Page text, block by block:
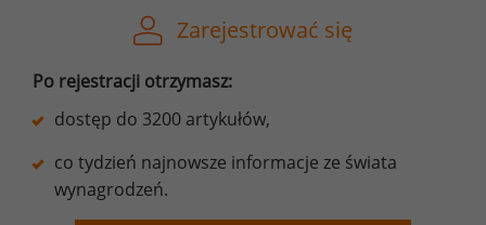
Zarejestrować się
Po rejestracji otrzymasz:
dostęp do 3200 artykułów,
co tydzień najnowsze informacje ze świata
wynagrodzeń.